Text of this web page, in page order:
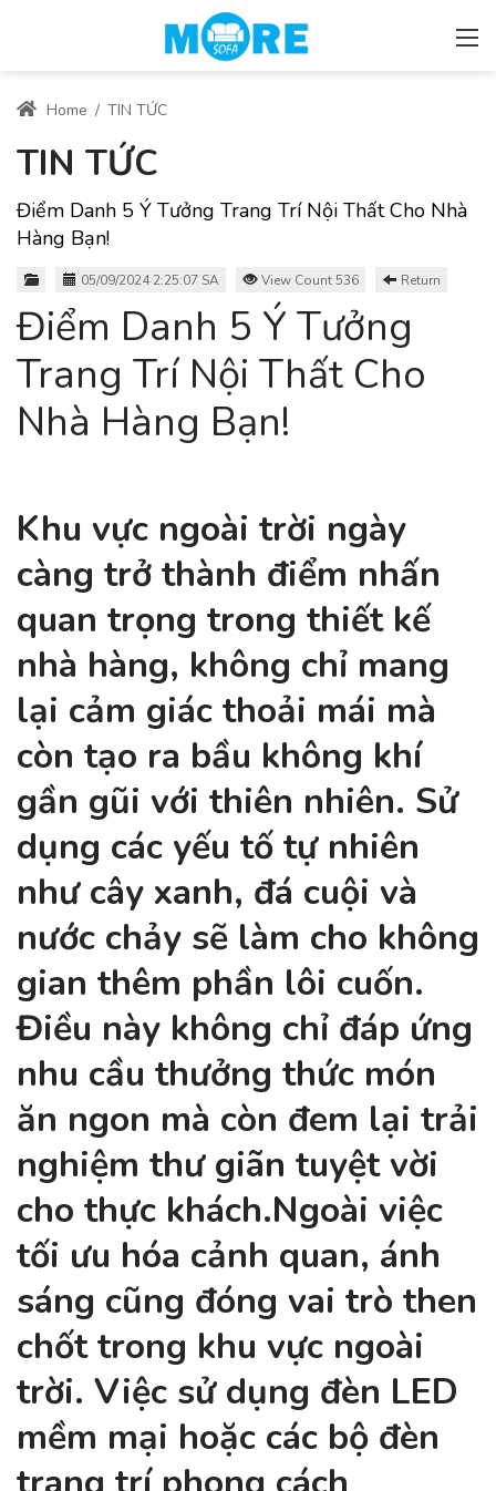
Home / TIN TỨC
TIN TỨC
Điểm Danh 5 Ý Tưởng Trang Trí Nội Thất Cho Nhà
Hàng Bạn!
05/09/2024 2:25:07 SA View Count 536 Return
Điểm Danh 5 Ý Tưởng
Trang Trí Nội Thất Cho
Nhà Hàng Bạn!
Khu vực ngoài trời ngày
càng trở thành điểm nhấn
quan trọng trong thiết kế
nhà hàng, không chỉ mang
lại cảm giác thoải mái mà
còn tạo ra bầu không khí
gần gũi với thiên nhiên. Sử
dụng các yếu tố tự nhiên
như cây xanh, đá cuội và
nước chảy sẽ làm cho không
gian thêm phần lôi cuốn.
Điều này không chỉ đáp ứng
nhu cầu thưởng thức món
ăn ngon mà còn đem lại trải
nghiệm thư giãn tuyệt vời
cho thực khách.Ngoài việc
tối ưu hóa cảnh quan, ánh
sáng cũng đóng vai trò then
chốt trong khu vực ngoài
trời. Việc sử dụng đèn LED
mềm mại hoặc các bộ đèn